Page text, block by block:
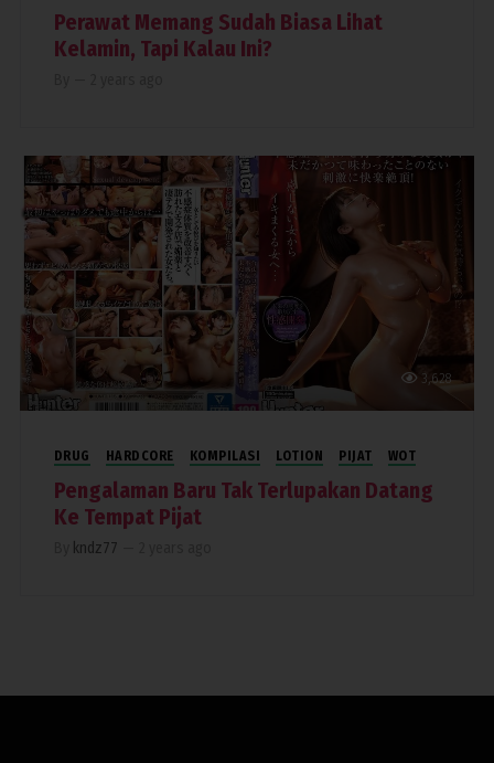
Perawat Memang Sudah Biasa Lihat
Kelamin, Tapi Kalau Ini?
3,628
DRUG HARDCORE KOMPILASI LOTION PIJAT WOT
Pengalaman Baru Tak Terlupakan Datang
Ke Tempat Pijat
kndz77